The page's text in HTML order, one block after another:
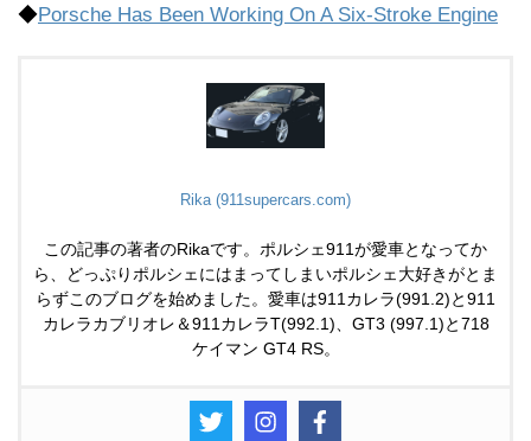
◆Porsche Has Been Working On A Six-Stroke Engine
Rika (911supercars.com)
この記事の著者のRikaです。ポルシェ911が愛車となってか
ら、どっぷりポルシェにはまってしまいポルシェ大好きがとま
らずこのブログを始めました。愛車は911カレラ(991.2)と911
カレラカブリオレ＆911カレラT(992.1)、GT3 (997.1)と718
ケイマン GT4 RS。